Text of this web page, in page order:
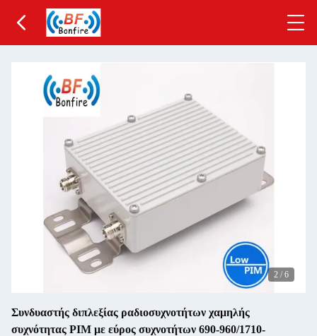
2 / 6
Συνδυαστής διπλεξίας ραδιοσυχνοτήτων χαμηλής
συχνότητας PIM με εύρος συχνοτήτων 690-960/1710-